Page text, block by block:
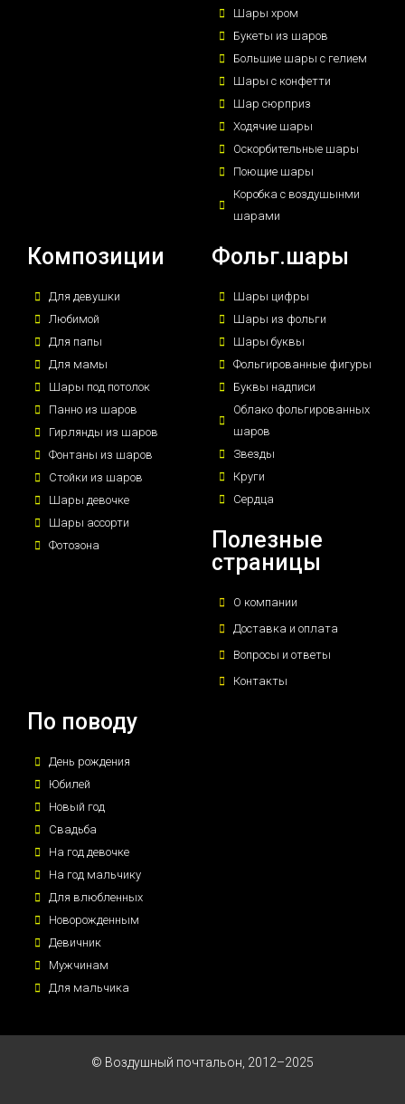
Шары хром
Букеты из шаров
Большие шары с гелием
Шары с конфетти
Шар сюрприз
Ходячие шары
Оскорбительные шары
Поющие шары
Коробка с воздушынми
шарами
Композиции
Для девушки
Любимой
Для папы
Для мамы
Шары под потолок
Панно из шаров
Гирлянды из шаров
Фонтаны из шаров
Стойки из шаров
Шары девочке
Шары ассорти
Фотозона
Фольг.шары
Шары цифры
Шары из фольги
Шары буквы
Фольгированные фигуры
Буквы надписи
Облако фольгированных
шаров
Звезды
Круги
Сердца
Полезные
страницы
О компании
Доставка и оплата
Вопросы и ответы
Контакты
По поводу
День рождения
Юбилей
Новый год
Свадьба
На год девочке
На год мальчику
Для влюбленных
Новорожденным
Девичник
Мужчинам
Для мальчика
© Воздушный почтальон, 2012–2025